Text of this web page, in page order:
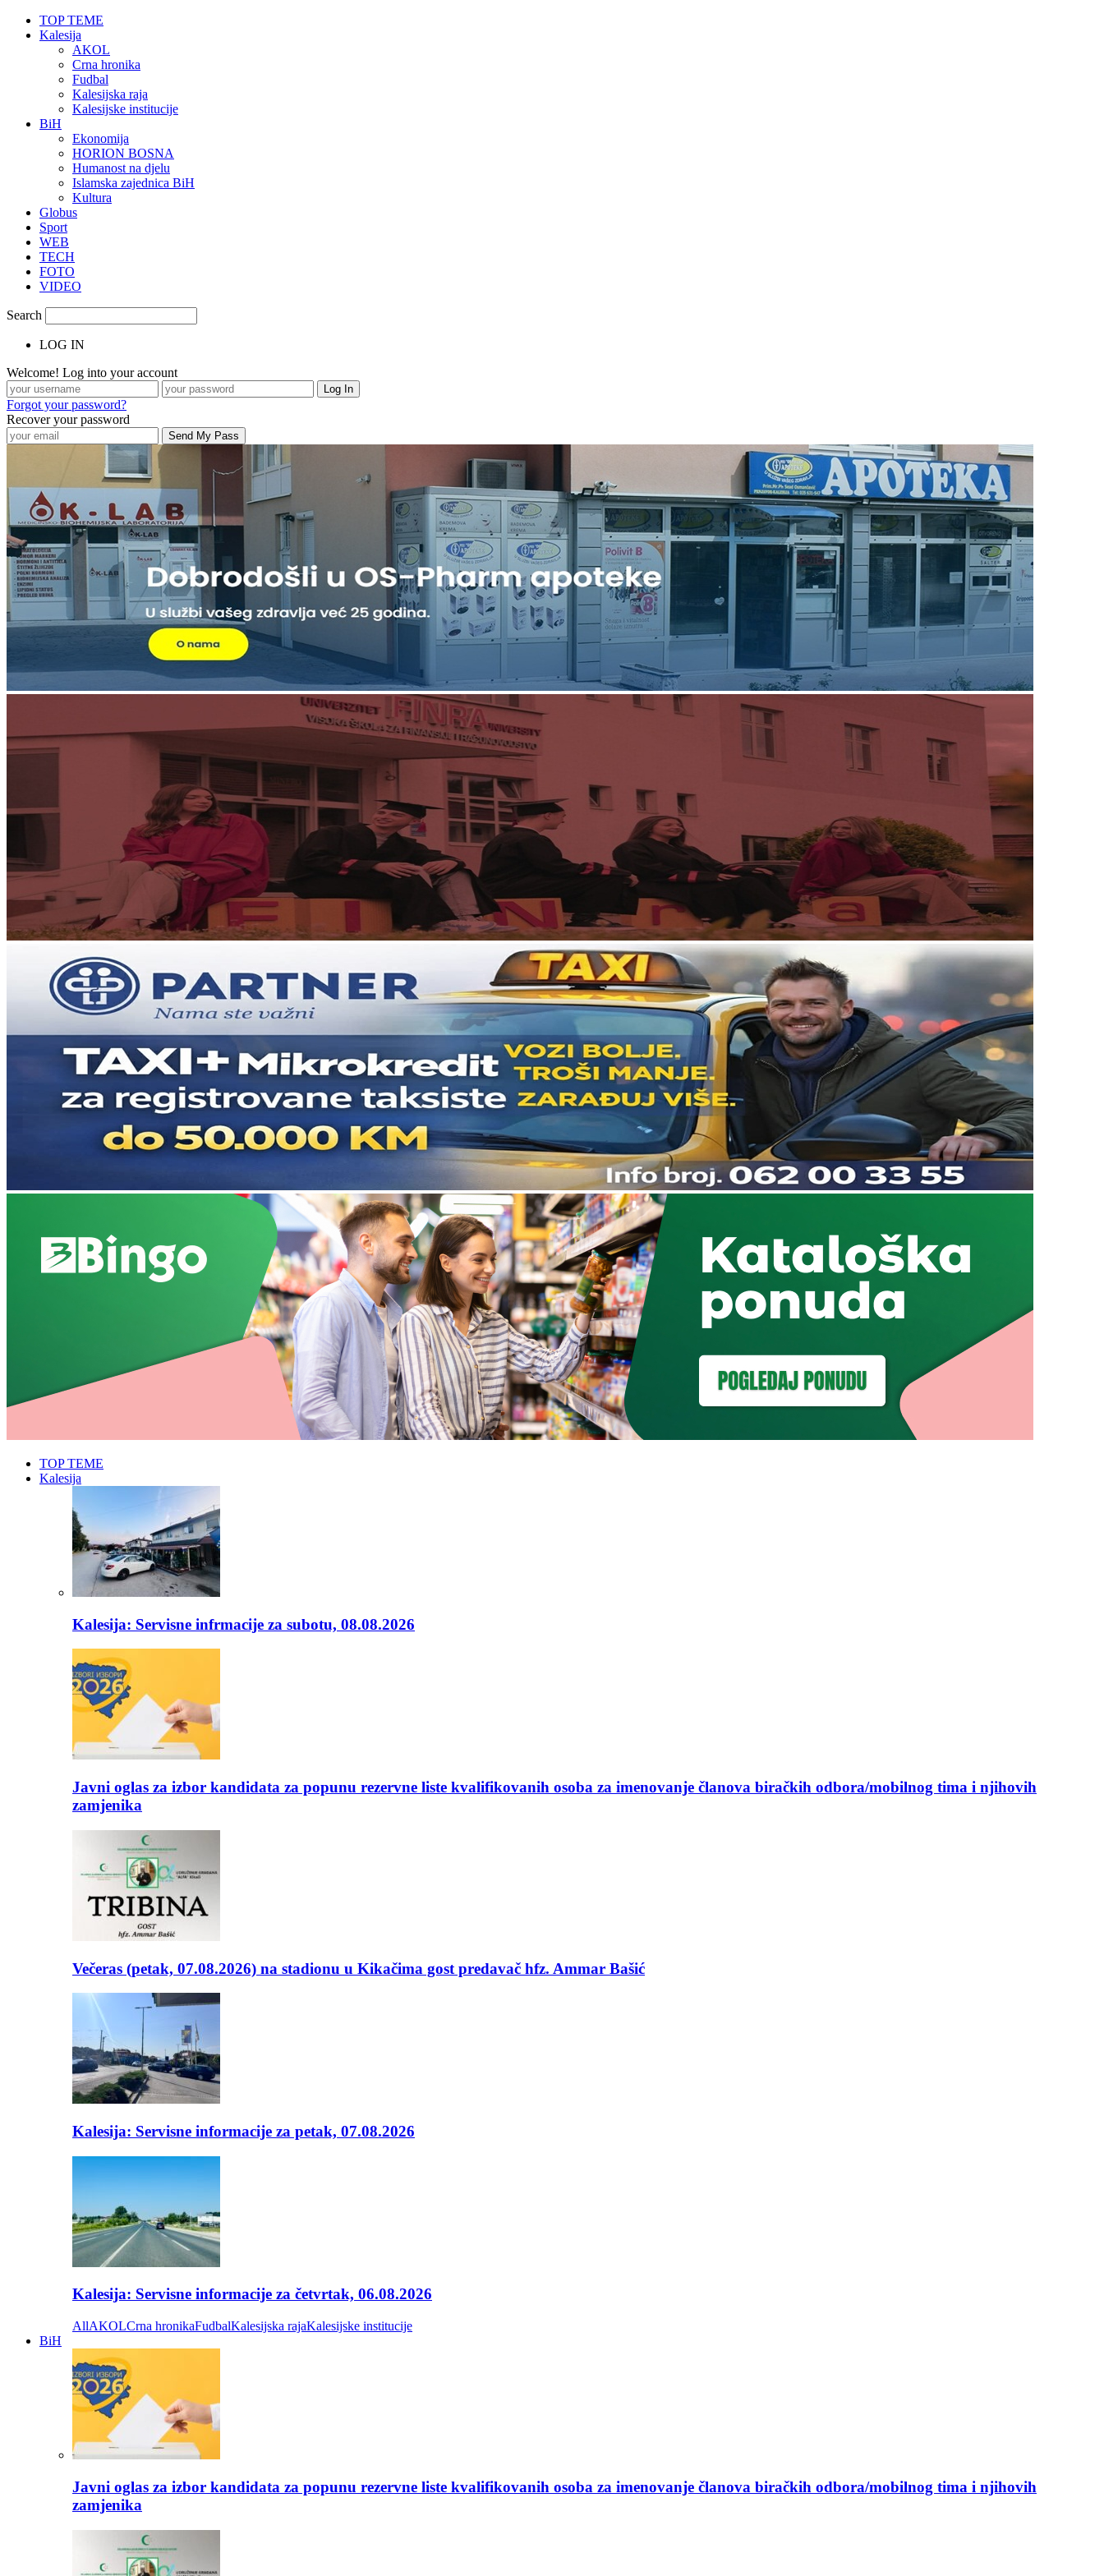
TOP TEME
Kalesija
AKOL
Crna hronika
Fudbal
Kalesijska raja
Kalesijske institucije
BiH
Ekonomija
HORION BOSNA
Humanost na djelu
Islamska zajednica BiH
Kultura
Globus
Sport
WEB
TECH
FOTO
VIDEO
Search
LOG IN
Welcome! Log into your account
Forgot your password?
Recover your password
TOP TEME
Kalesija
Kalesija: Servisne infrmacije za subotu, 08.08.2026
Javni oglas za izbor kandidata za popunu rezervne liste kvalifikovanih osoba za imenovanje članova biračkih odbora/mobilnog tima i njihovih
zamjenika
Večeras (petak, 07.08.2026) na stadionu u Kikačima gost predavač hfz. Ammar Bašić
Kalesija: Servisne informacije za petak, 07.08.2026
Kalesija: Servisne informacije za četvrtak, 06.08.2026
AllAKOLCrna hronikaFudbalKalesijska rajaKalesijske institucije
BiH
Javni oglas za izbor kandidata za popunu rezervne liste kvalifikovanih osoba za imenovanje članova biračkih odbora/mobilnog tima i njihovih
zamjenika